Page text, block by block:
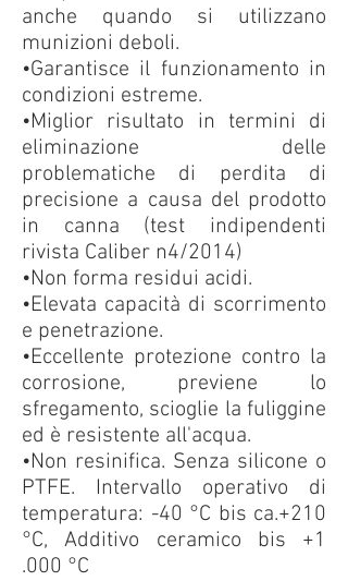
anche quando si utilizzano
munizioni deboli.
•Garantisce il funzionamento in
condizioni estreme.
•Miglior risultato in termini di
eliminazione delle
problematiche di perdita di
precisione a causa del prodotto
in canna (test indipendenti
rivista Caliber n4/2014)
•Non forma residui acidi.
•Elevata capacità di scorrimento
e penetrazione.
•Eccellente protezione contro la
corrosione, previene lo
sfregamento, scioglie la fuliggine
ed è resistente all'acqua.
•Non resinifica. Senza silicone o
PTFE. Intervallo operativo di
temperatura: -40 °C bis ca.+210
°C, Additivo ceramico bis +1
.000 °C